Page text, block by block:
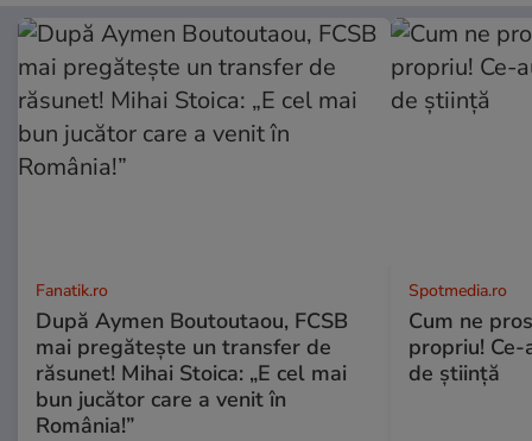
Fanatik.ro
După Aymen Boutoutaou, FCSB
mai pregătește un transfer de
răsunet! Mihai Stoica: „E cel mai
bun jucător care a venit în
România!”
Spotmedia.ro
Cum ne
propriu!
de știință